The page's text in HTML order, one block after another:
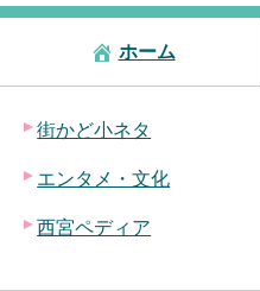
ホーム
街かど小ネタ
エンタメ・文化
西宮ペディア